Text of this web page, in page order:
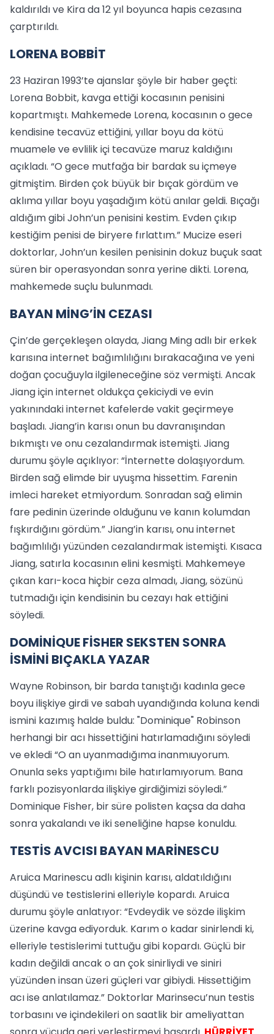
kaldırıldı ve Kira da 12 yıl boyunca hapis cezasına
çarptırıldı.
LORENA BOBBİT
23 Haziran 1993’te ajanslar şöyle bir haber geçti:
Lorena Bobbit, kavga ettiği kocasının penisini
kopartmıştı. Mahkemede Lorena, kocasının o gece
kendisine tecavüz ettiğini, yıllar boyu da kötü
muamele ve evlilik içi tecavüze maruz kaldığını
açıkladı. “O gece mutfağa bir bardak su içmeye
gitmiştim. Birden çok büyük bir bıçak gördüm ve
aklıma yıllar boyu yaşadığım kötü anılar geldi. Bıçağı
aldığım gibi John’un penisini kestim. Evden çıkıp
kestiğim penisi de biryere fırlattım.” Mucize eseri
doktorlar, John’un kesilen penisinin dokuz buçuk saat
süren bir operasyondan sonra yerine dikti. Lorena,
mahkemede suçlu bulunmadı.
BAYAN MİNG’İN CEZASI
Çin’de gerçekleşen olayda, Jiang Ming adlı bir erkek
karısına internet bağımlılığını bırakacağına ve yeni
doğan çocuğuyla ilgileneceğine söz vermişti. Ancak
Jiang için internet oldukça çekiciydi ve evin
yakınındaki internet kafelerde vakit geçirmeye
başladı. Jiang’in karısı onun bu davranışından
bıkmıştı ve onu cezalandırmak istemişti. Jiang
durumu şöyle açıklıyor: “İnternette dolaşıyordum.
Birden sağ elimde bir uyuşma hissettim. Farenin
imleci hareket etmiyordum. Sonradan sağ elimin
fare pedinin üzerinde olduğunu ve kanın kolumdan
fışkırdığını gördüm.” Jiang’in karısı, onu internet
bağımlılığı yüzünden cezalandırmak istemişti. Kısaca
Jiang, satırla kocasının elini kesmişti. Mahkemeye
çıkan karı-koca hiçbir ceza almadı, Jiang, sözünü
tutmadığı için kendisinin bu cezayı hak ettiğini
söyledi.
DOMİNİQUE FİSHER SEKSTEN SONRA
İSMİNİ BIÇAKLA YAZAR
Wayne Robinson, bir barda tanıştığı kadınla gece
boyu ilişkiye girdi ve sabah uyandığında koluna kendi
ismini kazımış halde buldu: "Dominique" Robinson
herhangi bir acı hissettiğini hatırlamadığını söyledi
ve ekledi “O an uyanmadığıma inanmıuyorum.
Onunla seks yaptığımı bile hatırlamıyorum. Bana
farklı pozisyonlarda ilişkiye girdiğimizi söyledi.”
Dominique Fisher, bir süre polisten kaçsa da daha
sonra yakalandı ve iki seneliğine hapse konuldu.
TESTİS AVCISI BAYAN MARİNESCU
Aruica Marinescu adlı kişinin karısı, aldatıldığını
düşündü ve testislerini elleriyle kopardı. Aruica
durumu şöyle anlatıyor: “Evdeydik ve sözde ilişkim
üzerine kavga ediyorduk. Karım o kadar sinirlendi ki,
elleriyle testislerimi tuttuğu gibi kopardı. Güçlü bir
kadın değildi ancak o an çok sinirliydi ve siniri
yüzünden insan üzeri güçleri var gibiydi. Hissettiğim
acı ise anlatılamaz.” Doktorlar Marinsecu’nun testis
torbasını ve içindekileri on saatlik bir ameliyattan